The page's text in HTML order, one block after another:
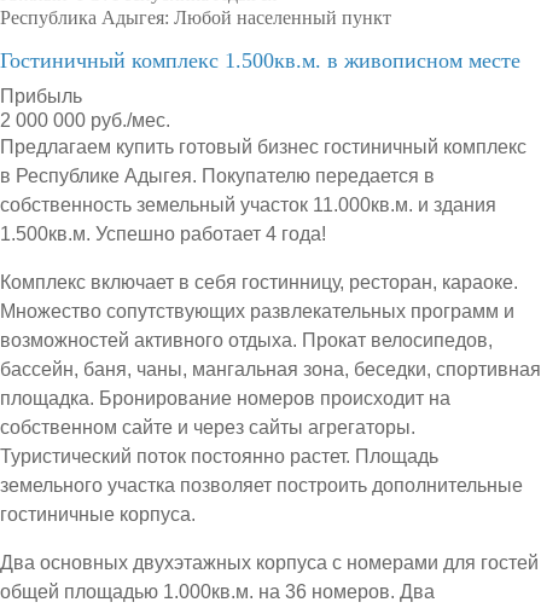
Республика Адыгея: Любой населенный пункт
Гостиничный комплекс 1.500кв.м. в живописном месте
Прибыль
2 000 000 руб./мес.
Предлагаем купить готовый бизнес гостиничный комплекс
в Республике Адыгея. Покупателю передается в
собственность земельный участок 11.000кв.м. и здания
1.500кв.м. Успешно работает 4 года!
Комплекс включает в себя гостинницу, ресторан, караоке.
Множество сопутствующих развлекательных программ и
возможностей активного отдыха. Прокат велосипедов,
бассейн, баня, чаны, мангальная зона, беседки, спортивная
площадка. Бронирование номеров происходит на
собственном сайте и через сайты агрегаторы.
Туристический поток постоянно растет. Площадь
земельного участка позволяет построить дополнительные
гостиничные корпуса.
Два основных двухэтажных корпуса с номерами для гостей
общей площадью 1.000кв.м. на 36 номеров. Два